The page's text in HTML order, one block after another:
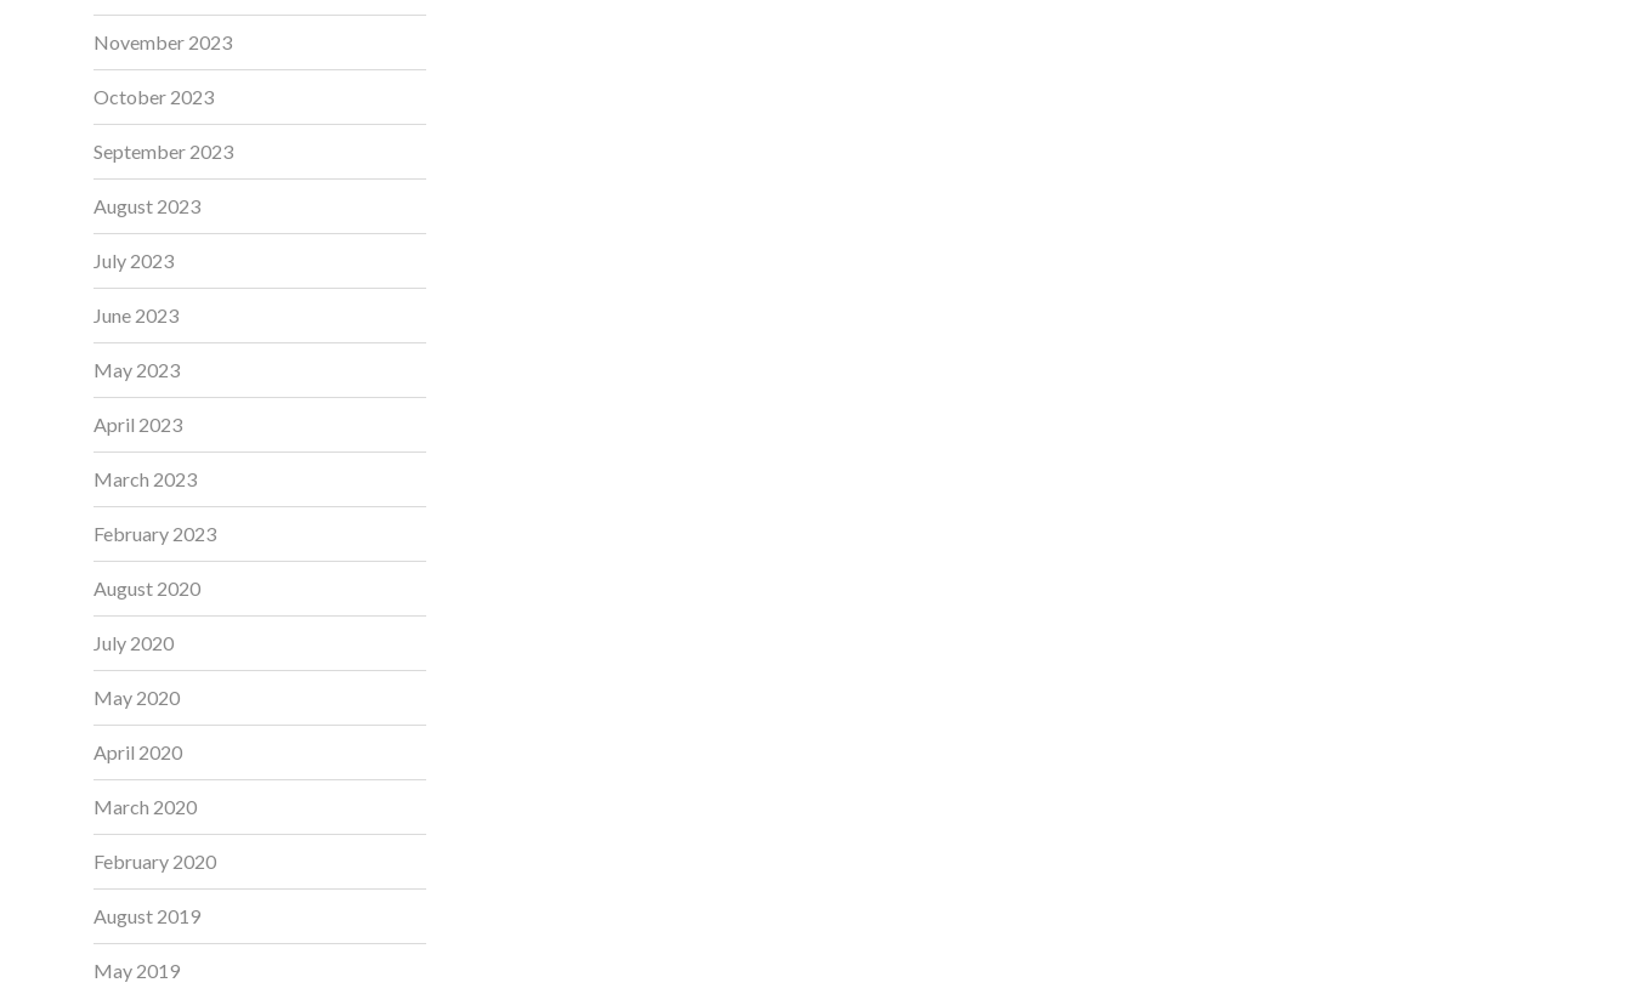
November 2023
October 2023
September 2023
August 2023
July 2023
June 2023
May 2023
April 2023
March 2023
February 2023
August 2020
July 2020
May 2020
April 2020
March 2020
February 2020
August 2019
May 2019